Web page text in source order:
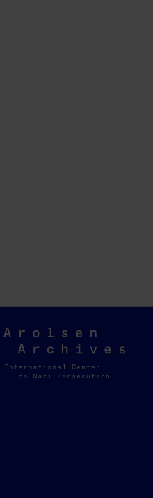
Arolsen
Archives